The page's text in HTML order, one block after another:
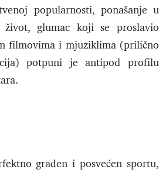
popularnosti, ponašanje u
glumac koji se proslavio
filmovima i mjuziklima (prilično
potpuni je antipod profilu
građen i posvećen sportu,